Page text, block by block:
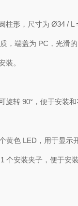
柱形，尺寸为 Ø34 / L
，端盖为 PC，光滑
装。
旋转 90°，便于安装
黄色 LED，用于显示
个安装夹子，便于安装